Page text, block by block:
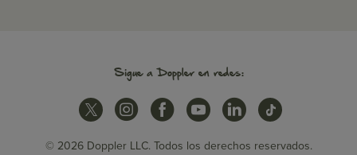
© 2026 Doppler LLC. Todos los derechos reservados.
Sigue a Doppler en redes: